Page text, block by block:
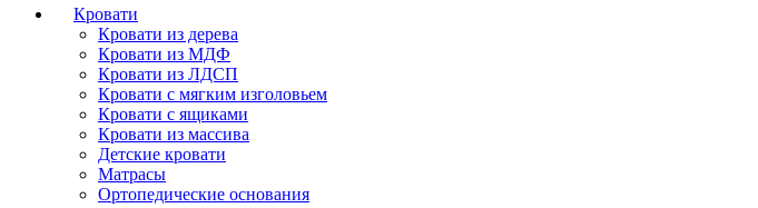
Кровати
Кровати из дерева
Кровати из МДФ
Кровати из ЛДСП
Кровати с мягким изголовьем
Кровати с ящиками
Кровати из массива
Детские кровати
Матрасы
Ортопедические основания